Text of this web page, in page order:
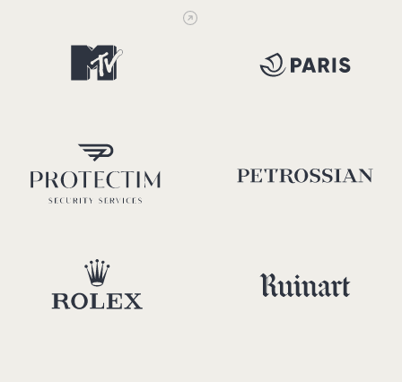
Magazine Relais et Châteaux